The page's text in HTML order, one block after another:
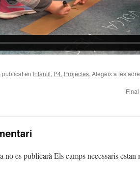
publicat en Infantil, P4, Projectes. Afegeix a les
no es publicarà Els camps necessaris estan